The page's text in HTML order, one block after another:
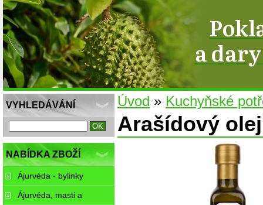
Úvod » Kuchyňské
Arašídový
VYHLEDÁVÁNÍ
NABÍDKA ZBOŽÍ
Ájurvéda - bylinky
Ájurvéda, masti a
a